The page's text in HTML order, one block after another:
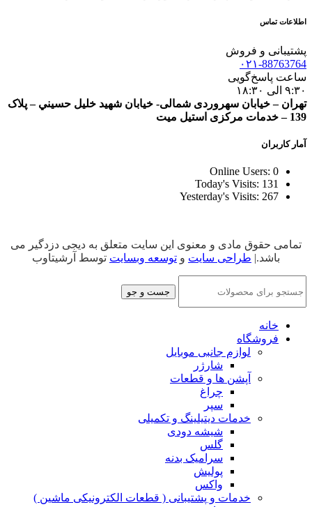
اطلاعات تماس
پشتیبانی و فروش
۰۲۱-88763764
ساعت پاسخ‌گویی
۹:۳۰ الی ۱۸:۳۰
تهران – خيابان سهروردی شمالی- خيابان شهيد خليل حسيني – پلاک
139 – خدمات مرکزی استیل میت
آمار کاربران
Online Users: 0
Today's Visits: 131
Yesterday's Visits: 267
تمامی حقوق مادی و معنوی این سایت متعلق به دیجی دزدگیر می
باشد.| طراحی سایت و توسعه وبسایت توسط آرشیتاوب
جست و جو
خانه
فروشگاه
لوازم جانبی موبایل
شارژر
آپشن ها و قطعات
چراغ
سپر
خدمات دیتیلینگ و تکمیلی
شیشه دودی
گلس
سرامیک بدنه
پولیش
واکس
خدمات و پشتیبانی ( قطعات الکترونیکی ماشین )